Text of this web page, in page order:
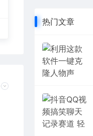
热门文章